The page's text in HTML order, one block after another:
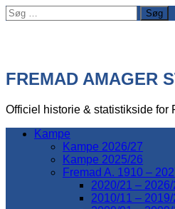
Søg
efter:
FREMAD AMAGER
Officiel historie & statistikside for
Kampe
Kampe 2026/27
Kampe 2025/26
Fremad A. 1910 –
2020/21 – 2026/
2010/11 –